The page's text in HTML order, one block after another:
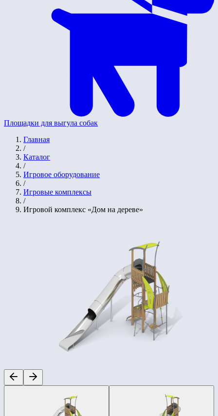
Площадки для выгула собак
Главная
/
Каталог
/
Игровое оборудование
/
Игровые комплексы
/
Игровой комплекс «Дом на дереве»